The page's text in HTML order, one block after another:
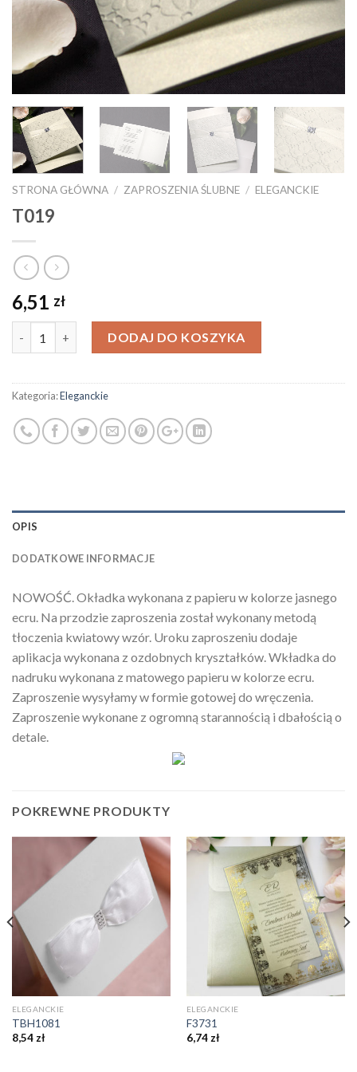
STRONA GŁÓWNA / ZAPROSZENIA ŚLUBNE / ELEGANCKIE
T019
6,51 zł
DODAJ DO KOSZYKA
Kategoria:Eleganckie
OPIS
DODATKOWE INFORMACJE
NOWOŚĆ. Okładka wykonana z papieru w kolorze jasnego
ecru. Na przodzie zaproszenia został wykonany metodą
tłoczenia kwiatowy wzór. Uroku zaproszeniu dodaje
aplikacja wykonana z ozdobnych kryształków. Wkładka do
nadruku wykonana z matowego papieru w kolorze ecru.
Zaproszenie wysyłamy w formie gotowej do wręczenia.
Zaproszenie wykonane z ogromną starannością i dbałością o
detale.
POKREWNE PRODUKTY
ELEGANCKIE
TBH1081
8,54 zł
ELEGANCKIE
F3731
6,74 zł